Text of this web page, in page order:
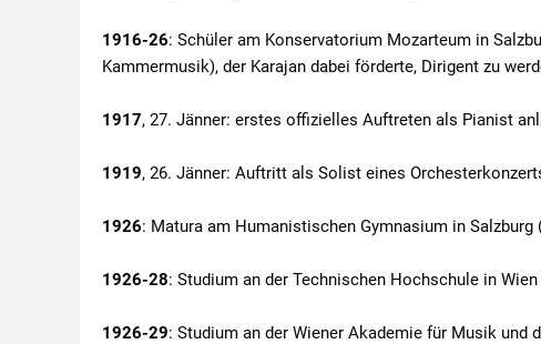
1916-26: Schüler am Konservatorium Mozarteum in
Kammermusik), der Karajan dabei förderte, Dirigent zu
1917, 27. Jänner: erstes offizielles Auftreten als Pianist
1919, 26. Jänner: Auftritt als Solist eines
1926: Matura am Humanistischen Gymnasium in
1926-28: Studium an der Technischen Hochschule in
1926-29: Studium an der Wiener Akademie für Musik und